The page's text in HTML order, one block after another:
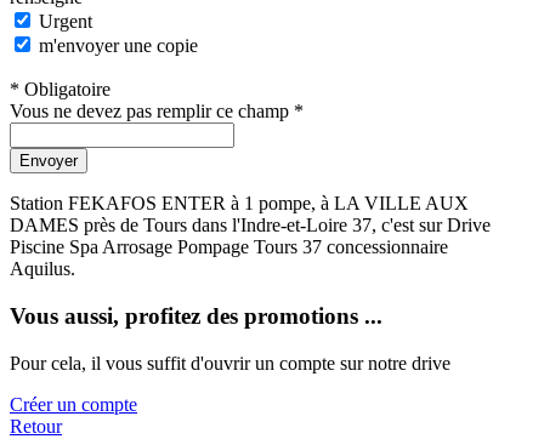
Urgent
m'envoyer une copie
* Obligatoire
Vous ne devez pas remplir ce champ *
Envoyer
Station FEKAFOS ENTER à 1 pompe, à LA VILLE AUX
DAMES près de Tours dans l'Indre-et-Loire 37, c'est sur Drive
Piscine Spa Arrosage Pompage Tours 37 concessionnaire
Aquilus.
Vous aussi, profitez des promotions ...
Pour cela, il vous suffit d'ouvrir un compte sur notre drive
Créer un compte
Retour